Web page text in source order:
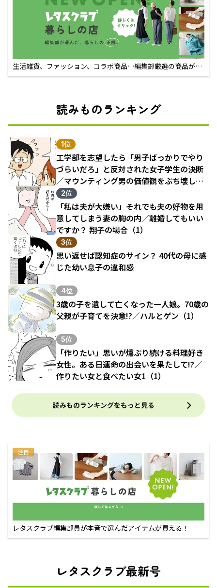
生活雑貨、ファッション、コラボ商品…編集部厳選の商品が買
えるECサイト
読みものランキング
1位
工学部を志望したら「男子ばっかりでやり
づらいだろ」と反対された女子学生の決断
／マウンティング男の価値観をぶち壊した
結果（1）
2位
「私は夫が大嫌い」それでも夫の好物を用
意してしまう妻の胸の内／離婚してもいい
ですか？ 翔子の場合（1）
3位
思い返せば認知症のサイン？ 40代の母に感
じた幼い息子の違和感
4位
3歳の子を遺して亡くなった一人娘。70歳の
父親が子育てを決意!?／ハルとゲン（1）
5位
「作りたい」思いが燻ぶり続ける料理好き
女性。ある日運命の出会いを果たして!?／
作りたい女と食べたい女1（1）
読みものランキングをもっと見る
注目
レタスクラブ編集部員が本音で選んだアイテムが買える！
レタスクラブ最新号